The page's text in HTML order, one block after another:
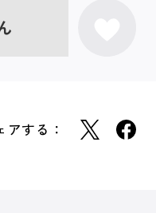
アする：